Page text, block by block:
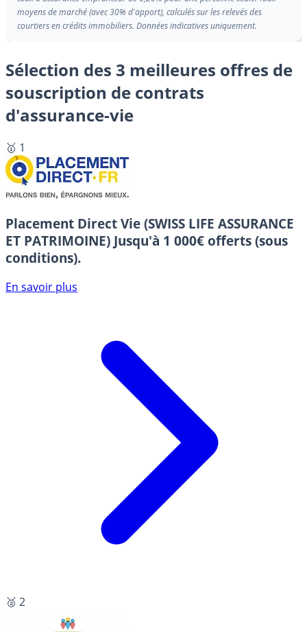
moyens de marché (avec 30% d'apport), calculés sur les relevés des
courtiers en crédits immobiliers. Données indicatives uniquement.
Sélection des 3 meilleures offres de
souscription de contrats
d'assurance-vie
🥇 1
Placement Direct Vie (SWISS LIFE ASSURANCE
ET PATRIMOINE) Jusqu'à 1 000€ offerts (sous
conditions).
En savoir plus
🥈 2